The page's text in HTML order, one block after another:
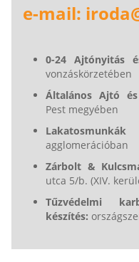
e-mail:
0-24 Ajtónyitás
vonzáskörzetében
Általános Ajtó
Pest megyében
Lakatosmunkák
agglomerációban
Zárbolt &
utca 5/b. (XIV.
Tűzvédelmi
készítés: